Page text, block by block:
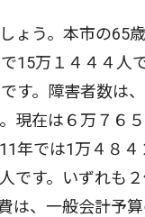
ょう。本市の65
15万１４４４人
す。障害者数は
現在は６万７６
年では1万４８
です。いずれも
は、一般会計予